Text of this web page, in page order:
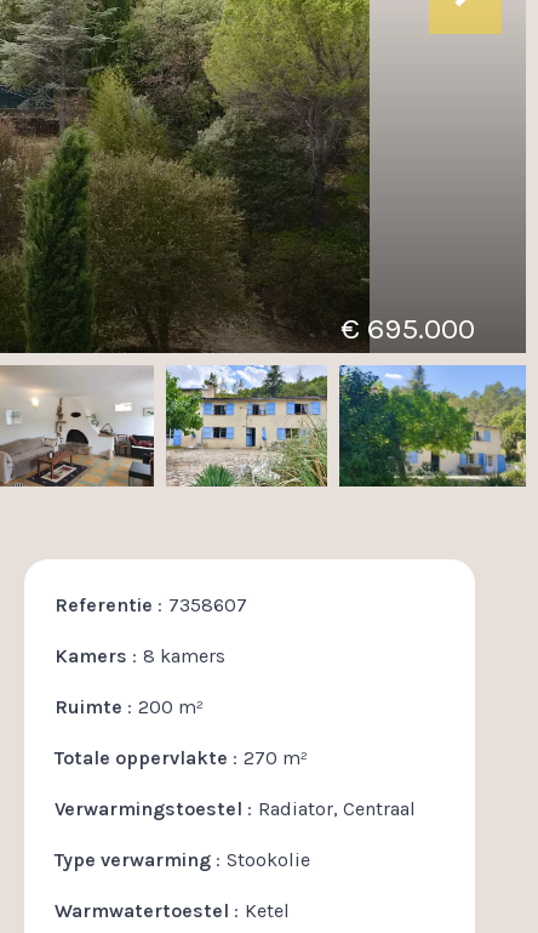
€ 695.000
Referentie 7358607
Kamers 8 kamers
Ruimte 200 m²
Totale oppervlakte 270 m²
Verwarmingstoestel Radiator, Centraal
Type verwarming Stookolie
Warmwatertoestel Ketel